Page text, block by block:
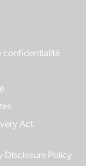
confidentialité
Act
Disclosure Policy